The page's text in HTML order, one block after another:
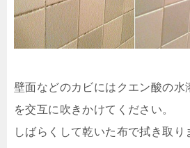
壁面などのカビにはクエン酸の水
を交互に吹きかけてください。
しばらくして乾いた布で拭き取り